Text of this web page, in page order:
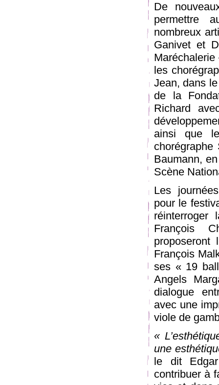
De
permettre
nombreux
Ganivet et
les
Jean, dans
de la
Richard
ainsi que
chorégraphe
Baumann,
Scène
Les
pour le
réinterroger
François
François
ses « 19
Angels
dialogue
avec une
viole de
«
une
le dit
contribuer à